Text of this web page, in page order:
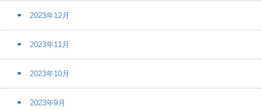
2023年12月
2023年11月
2023年10月
2023年9月